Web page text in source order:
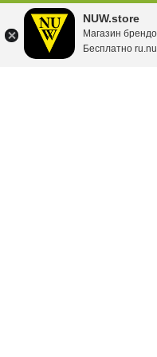
NUW.store
Магазин
Бесплатно